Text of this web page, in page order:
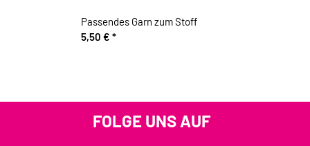
Passendes Garn zum Stoff
5,50 € *
FOLGE UNS AUF